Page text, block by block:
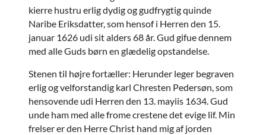
kierre hustru erlig dydig og gudfrygtig quinde
Naribe Eriksdatter, som hensof i Herren den 15.
januar 1626 udi sit alders 68 år. Gud gifue dennem
med alle Guds børn en glædelig opstandelse.
Stenen til højre fortæller: Herunder leger begraven
erlig og velforstandig karl Chresten Pedersøn, som
hensovende udi Herren den 13. mayiis 1634. Gud
unde ham med alle frome crestene det evige lif. Min
frelser er den Herre Christ hand mig af jorden